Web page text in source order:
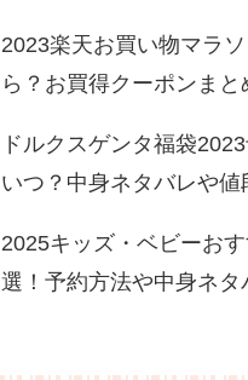
2023楽天お買い物マラ
ら？お買得クーポンまと
ドルクスゲンタ福袋
いつ？中身ネタバレや値
2025キッズ・ベビーお
選！予約方法や中身ネタ